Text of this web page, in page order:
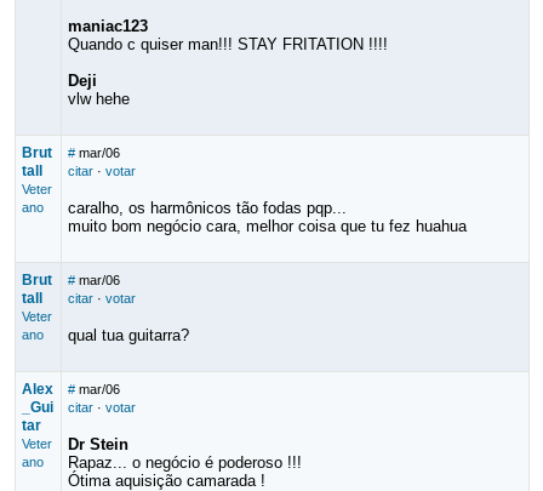
maniac123
Quando c quiser man!!! STAY FRITATION !!!!
Deji
vlw hehe
Brut
tall
Veter
ano
# mar/06
citar· votar
caralho, os harmônicos tão fodas pqp...
muito bom negócio cara, melhor coisa que tu fez huahua
Brut
tall
Veter
ano
# mar/06
citar· votar
qual tua guitarra?
Alex
_Gui
tar
Veter
ano
# mar/06
citar· votar
Dr Stein
Rapaz... o negócio é poderoso !!!
Ótima aquisição camarada !